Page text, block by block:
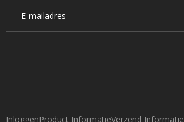
InloggenProduct InformatieVerzend Informatie